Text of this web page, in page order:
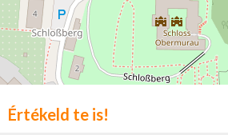
Értékeld te is!